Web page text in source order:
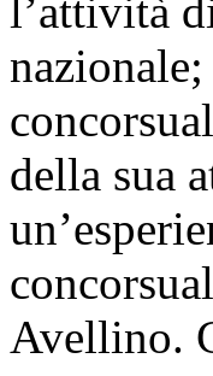
l’attività
della sua
Avellino.